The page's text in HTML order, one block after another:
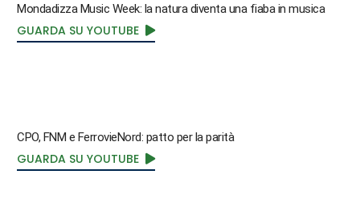
Mondadizza Music Week: la natura diventa una fiaba in musica
GUARDA SU YOUTUBE
CPO, FNM e FerrovieNord: patto per la parità
GUARDA SU YOUTUBE